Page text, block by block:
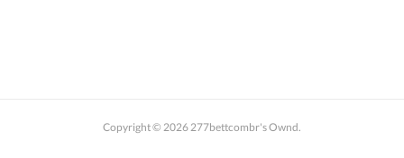
Copyright © 2026277bettcombr's Ownd.